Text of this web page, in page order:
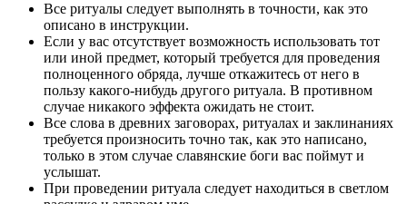
Все ритуалы следует выполнять в точности, как это
описано в инструкции.
Если у вас отсутствует возможность использовать тот
или иной предмет, который требуется для проведения
полноценного обряда, лучше откажитесь от него в
пользу какого-нибудь другого ритуала. В противном
случае никакого эффекта ожидать не стоит.
Все слова в древних заговорах, ритуалах и заклинаниях
требуется произносить точно так, как это написано,
только в этом случае славянские боги вас поймут и
услышат.
При проведении ритуала следует находиться в светлом